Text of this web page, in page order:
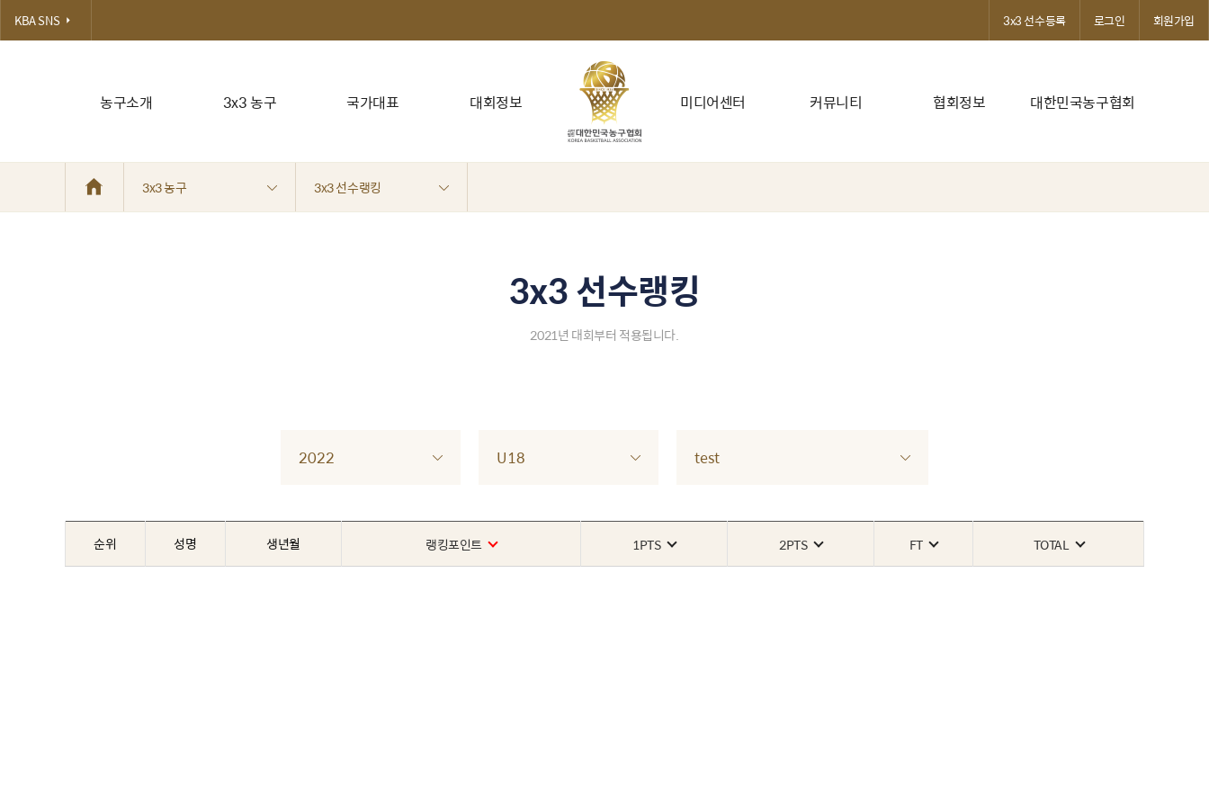
농구소개 3x3 농구 국가대표 대회정보 미디어센터 커뮤니티 협회정보 대한민국농구협회
KBA SNS 3x3 선수등록 로그인 회원가입
3x3 농구 3x3 선수랭킹
3x3 선수랭킹
2021년 대회부터 적용됩니다.
2022 U18 test
순위 성명 생년월 랭킹포인트 1PTS 2PTS FT TOTAL